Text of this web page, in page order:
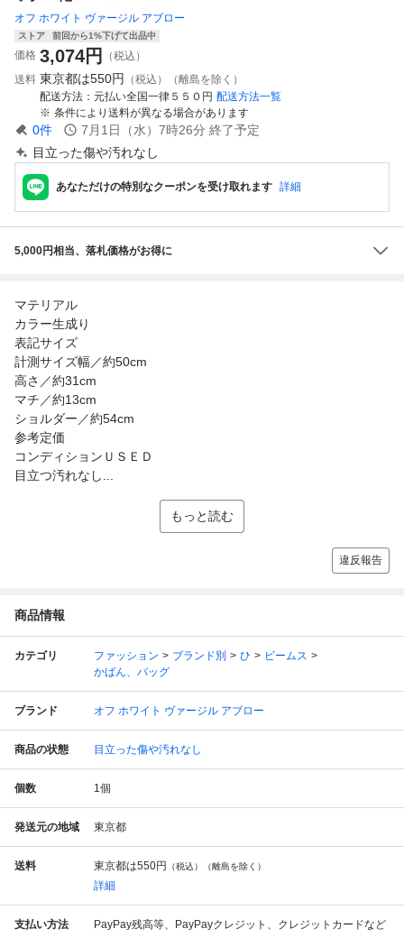
オフ ホワイト ヴァージル アブロー
ストア 前回から1%下げて出品中
価格 3,074円
（税込）
送料 東京都は550円
（税込）（離島を除く）
配送方法
元払い全国一律５５０円 配送方法一覧
条件により送料が異なる場合があります
0件 7月1日（水）7時26分 終了予定
目立った傷や汚れなし
あなただけの特別なクーポンを受け取れます 詳細
5,000円相当、落札価格がお得に
マテリアル
カラー生成り
表記サイズ
計測サイズ幅／約50cm
高さ／約31cm
マチ／約13cm
ショルダー／約54cm
参考定価
コンディションＵＳＥＤ
目立つ汚れなし...
もっと読む
違反報告
商品情報
カテゴリ ファッション ブランド別 ひ
ビームス
かばん、バッグ
ブランド オフ ホワイト ヴァージル アブロー
商品の状態 目立った傷や汚れなし
個数 1個
発送元の地域 東京都
送料 東京都は550円 （税込）（離島を除く）
詳細
支払い方法 PayPay残高等、PayPayクレジット、クレジットカードなど